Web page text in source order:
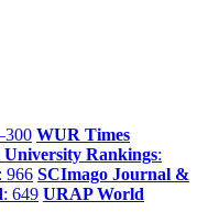
WUR Times
University Rankings:
: 966 SCImago Journal &
: 649 URAP World